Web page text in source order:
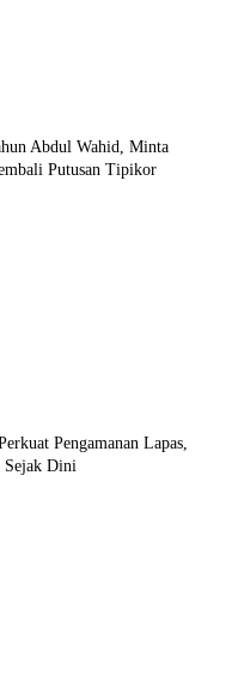
Abdul Wahid, Minta
Putusan Tipikor
Pengamanan Lapas,
Sejak Dini